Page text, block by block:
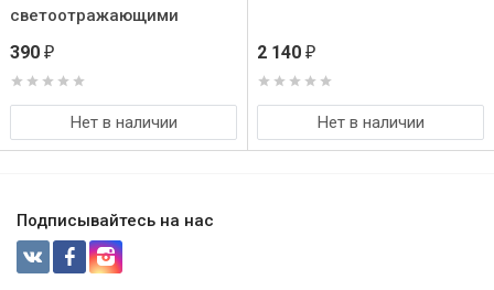
светоотражающими
элементами.
390 ₽
Нет в наличии
2 140 ₽
Нет в наличии
Подписывайтесь на нас